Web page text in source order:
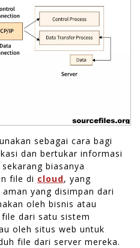
sebagai cara bagi
dan bertukar informasi
biasanya
file di cloud, yang
yang disimpan dari
oleh bisnis atau
dari satu sistem
oleh situs web untuk
file dari server mereka.